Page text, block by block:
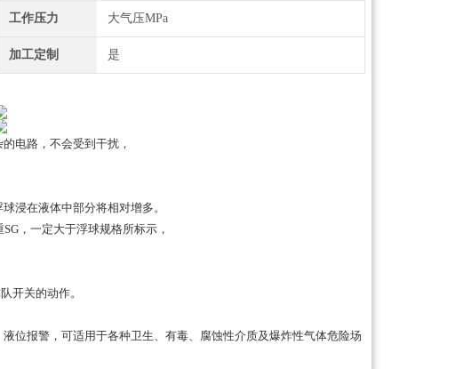
工作压力 大气压MPa
加工定制 是
电路，不会受到干扰，
浸在液体中部分将相对增多。
，一定大于浮球规格所标示，
开关的动作。
位报警，可适用于各种卫生、有毒、腐蚀性介质及爆炸性气体危险场